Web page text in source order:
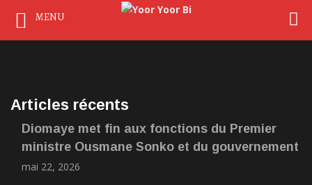
Articles récents
Diomaye met fin aux fonctions du Premier
ministre Ousmane Sonko et du gouvernement
mai 22, 2026
MENU